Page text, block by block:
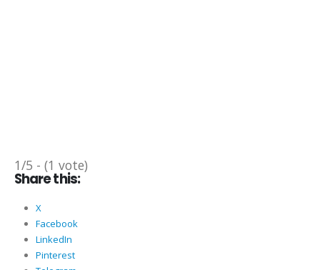
1/5 - (1 vote)
Share this:
X
Facebook
LinkedIn
Pinterest